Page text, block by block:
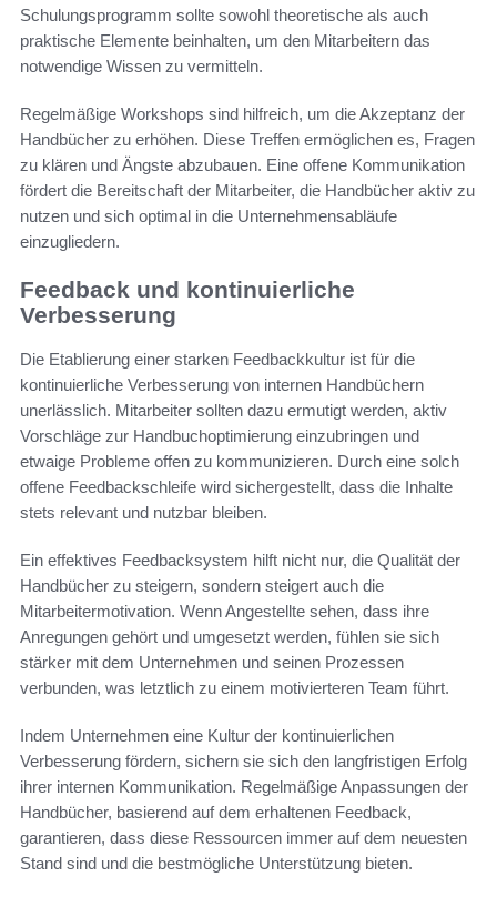
Schulungsprogramm sollte sowohl theoretische als auch
praktische Elemente beinhalten, um den Mitarbeitern das
notwendige Wissen zu vermitteln.
Regelmäßige Workshops sind hilfreich, um die Akzeptanz der
Handbücher zu erhöhen. Diese Treffen ermöglichen es, Fragen
zu klären und Ängste abzubauen. Eine offene Kommunikation
fördert die Bereitschaft der Mitarbeiter, die Handbücher aktiv zu
nutzen und sich optimal in die Unternehmensabläufe
einzugliedern.
Feedback und kontinuierliche
Verbesserung
Die Etablierung einer starken Feedbackkultur ist für die
kontinuierliche Verbesserung von internen Handbüchern
unerlässlich. Mitarbeiter sollten dazu ermutigt werden, aktiv
Vorschläge zur Handbuchoptimierung einzubringen und
etwaige Probleme offen zu kommunizieren. Durch eine solch
offene Feedbackschleife wird sichergestellt, dass die Inhalte
stets relevant und nutzbar bleiben.
Ein effektives Feedbacksystem hilft nicht nur, die Qualität der
Handbücher zu steigern, sondern steigert auch die
Mitarbeitermotivation. Wenn Angestellte sehen, dass ihre
Anregungen gehört und umgesetzt werden, fühlen sie sich
stärker mit dem Unternehmen und seinen Prozessen
verbunden, was letztlich zu einem motivierteren Team führt.
Indem Unternehmen eine Kultur der kontinuierlichen
Verbesserung fördern, sichern sie sich den langfristigen Erfolg
ihrer internen Kommunikation. Regelmäßige Anpassungen der
Handbücher, basierend auf dem erhaltenen Feedback,
garantieren, dass diese Ressourcen immer auf dem neuesten
Stand sind und die bestmögliche Unterstützung bieten.